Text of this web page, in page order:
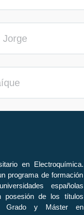
Jorge
en Electroquímica.
programa de formación
españolas
posesión de los títulos
Grado y Máster en